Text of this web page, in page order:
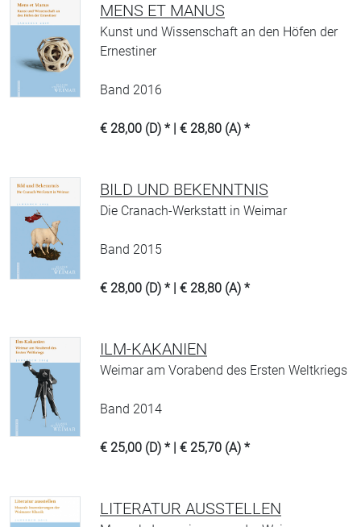
MENS ET MANUS
Kunst und Wissenschaft an den Höfen der
Ernestiner
Band 2016
€ 28,00 (D) * | € 28,80 (A) *
BILD UND BEKENNTNIS
Die Cranach-Werkstatt in Weimar
Band 2015
€ 28,00 (D) * | € 28,80 (A) *
ILM-KAKANIEN
Weimar am Vorabend des Ersten Weltkriegs
Band 2014
€ 25,00 (D) * | € 25,70 (A) *
LITERATUR AUSSTELLEN